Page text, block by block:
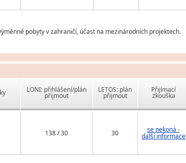
pobyty v zahraničí, účast na mezinárodních projektech.
LONI: přihlášení/plán
přijmout
LETOS: plán
přijmout
Přijímací
zkouška
138 / 30 30 se nekoná -
další informace